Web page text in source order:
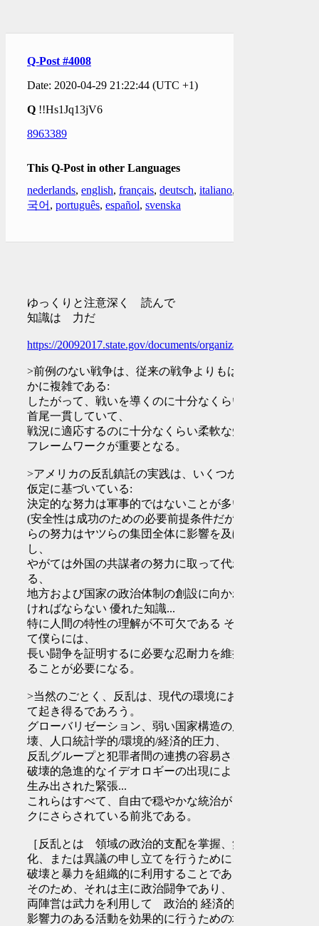
Q-Post #4008
Date: 2020-04-29 21:22:44 (UTC +1)
Q !!Hs1Jq13jV6
8963389
This Q-Post in other Languages
nederlands, english, français, deutsch, italiano,
국어 , português, español, svenska
ゆっくりと注意深く 読んで
知識は 力だ
https://20092017.state.gov/documents/organization/119629.pdf
>前例のない戦争は、従来の戦争よりもはる
かに複雑である:
したがって、戦いを導くのに十分なくらいに
首尾一貫していて、
戦況に適応するのに十分なくらい柔軟な知的
フレームワークが重要となる。
>アメリカの反乱鎮託の実践は、いくつかの
仮定に基づいている:
決定的な努力は軍事的ではないことが多い
(安全性は成功のための必要前提条件だが)僕
らの努力はヤツらの集団全体に影響を及ぼ
し、
やがては外国の共謀者の努力に取って代わ
る、
地方および国家の政治体制の創設に向かわな
ければならない 優れた知識...
特に人間の特性の理解が不可欠である そし
て僕らには、
長い闘争を証明するに必要な忍耐力を維持す
ることが必要になる。
>当然のごとく、反乱は、現代の環境におい
て起き得るであろう。
グローバリゼーション、弱い国家構造の崩
壊、人口統計学的/環境的/経済的圧力、
反乱グループと犯罪者間の連携の容易さ、
破壊的急進的なイデオロギーの出現によって
生み出された緊張...
これらはすべて、自由で穏やかな統治がリス
クにさらされている前兆である。
［反乱とは 領域の政治的支配を掌握、無効
化、または異議の申し立てを行うために、
破壊と暴力を組織的に利用することである。
そのため、それは主に政治闘争であり、
両陣営は武力を利用して 政治的 経済的に
影響力のある活動を効果的に行うための場を